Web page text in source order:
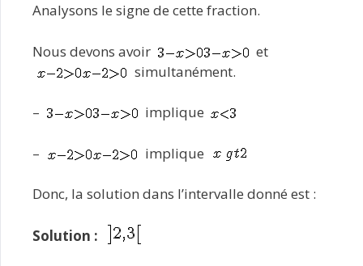
Analysons le signe de cette fraction.
Nous devons avoir
et
simultanément.
– implique
– implique
Donc, la solution dans l’intervalle donné est :
Solution :